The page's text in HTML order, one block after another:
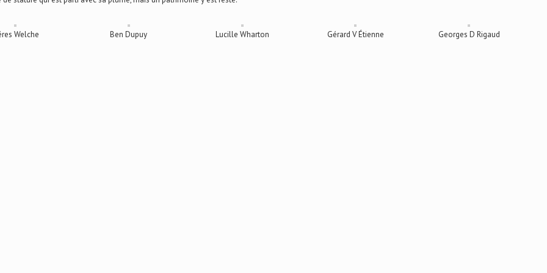
Welche Ben Dupuy Lucille Wharton Gérard V Étienne Georges D Rigaud